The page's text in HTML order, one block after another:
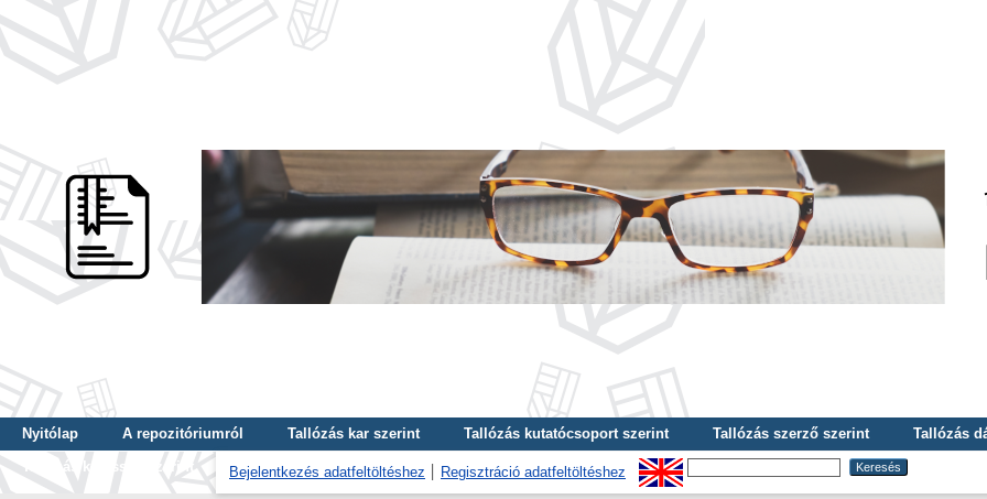
Nyitólap A repozitóriumról Tallózás kar szerint Tallózás kutatócsoport szerint Tallózás szerző szerint Tallózás
Tallózás kulcsszó szerint
Bejelentkezés adatfeltöltéshez Regisztráció adatfeltöltéshez